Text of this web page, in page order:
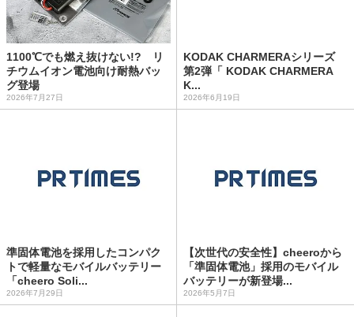
1100℃でも燃え抜けない!? リ
チウムイオン電池向け耐熱バッ
グ登場
2026年7月27日
KODAK CHARMERAシリーズ
第2弾「 KODAK CHARMERA
K...
2026年6月19日
準固体電池を採用したコンパク
トで軽量なモバイルバッテリー
「cheero Soli...
2026年7月29日
【次世代の安全性】cheeroから
「準固体電池」採用のモバイル
バッテリーが新登場...
2026年5月7日